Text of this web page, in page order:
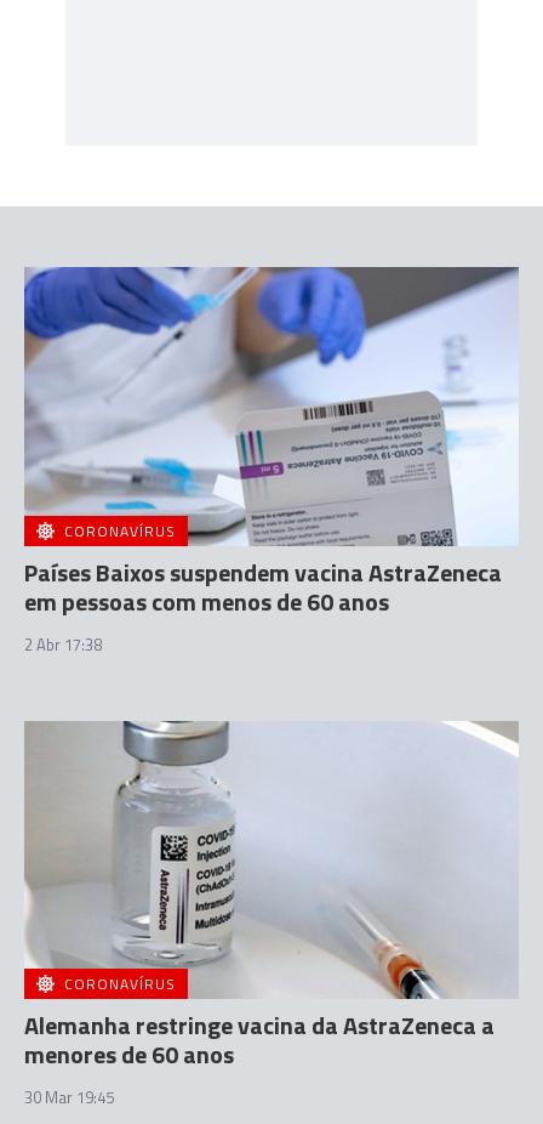
CORONAVÍRUS
Países Baixos suspendem vacina AstraZeneca
em pessoas com menos de 60 anos
2 Abr 17:38
CORONAVÍRUS
Alemanha restringe vacina da AstraZeneca a
menores de 60 anos
30 Mar 19:45